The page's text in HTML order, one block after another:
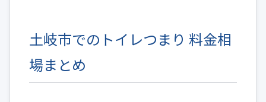
土岐市でのトイレつまり 料金相
場まとめ